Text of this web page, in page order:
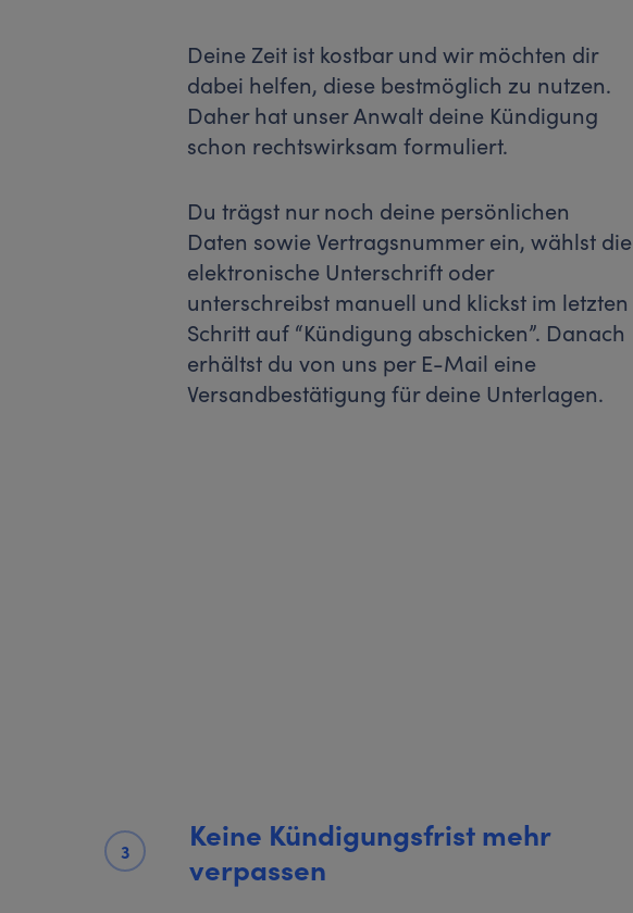
Deine Zeit ist kostbar und wir möchten dir
dabei helfen, diese bestmöglich zu nutzen.
Daher hat unser Anwalt deine Kündigung
schon rechtswirksam formuliert.
Du trägst nur noch deine persönlichen
Daten sowie Vertragsnummer ein, wählst die
elektronische Unterschrift oder
unterschreibst manuell und klickst im letzten
Schritt auf “Kündigung abschicken”. Danach
erhältst du von uns per E-Mail eine
Versandbestätigung für deine Unterlagen.
3
Keine Kündigungsfrist mehr
verpassen